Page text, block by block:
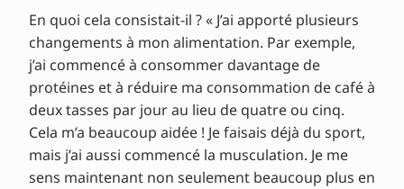
En quoi cela consistait-il ? « J’ai apporté plusieurs
changements à mon alimentation. Par exemple,
j’ai commencé à consommer davantage de
protéines et à réduire ma consommation de café à
deux tasses par jour au lieu de quatre ou cinq.
Cela m’a beaucoup aidée ! Je faisais déjà du sport,
mais j’ai aussi commencé la musculation. Je me
sens maintenant non seulement beaucoup plus en